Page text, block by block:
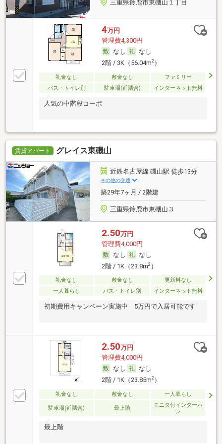
三重県鈴鹿市東磯山１丁目
4万円
管理費4,300円
なし
なし
2階 / 3K（56.04m2）
礼金なし 敷金なし
ファミリー
バス・トイレ別
駐車場(近隣含) インターネット無料
人気の中階段コーポ
賃貸アパート グレイス東磯山
近鉄名古屋線 磯山駅 徒歩13分
その他の交通
築29年7ヶ月 / 2階建
三重県鈴鹿市東磯山３
2.50万円
管理費4,000円
なし
なし
2階 / 1K（23.8m2）
礼金なし 敷金なし
更新料なし
一人暮らし
バス・トイレ別 インターネット無料
初期費用キャンペーン実施中 5万円で入居可能です
2.50万円
管理費4,000円
なし
なし
2階 / 1K（23.85m2）
礼金なし 敷金なし 一人暮らし
駐車場(近隣含) 最上階
モニタ付インターホ
ン
最上階